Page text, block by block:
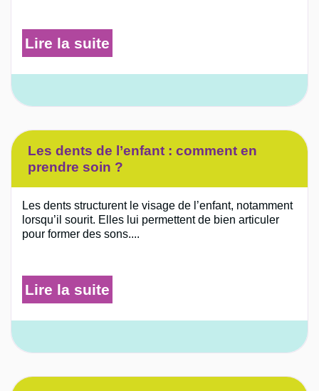
Lire la suite
Les dents de l’enfant : comment en
prendre soin ?
Les dents structurent le visage de l’enfant, notamment
lorsqu’il sourit. Elles lui permettent de bien articuler
pour former des sons....
Lire la suite